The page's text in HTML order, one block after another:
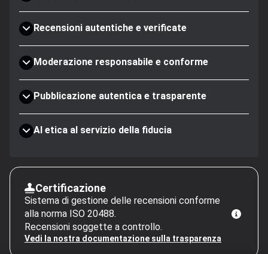
Recensioni autentiche e verificate
Moderazione responsabile e conforme
Pubblicazione autentica e trasparente
AI etica al servizio della fiducia
Certificazione
Sistema di gestione delle recensioni conforme
alla norma ISO 20488.
Recensioni soggette a controllo.
Vedi la nostra documentazione sulla trasparenza